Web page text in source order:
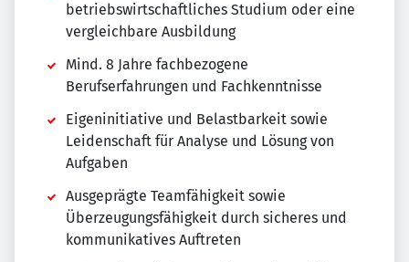
betriebswirtschaftliches Studium oder eine
vergleichbare Ausbildung
Mind. 8 Jahre fachbezogene
Berufserfahrungen und Fachkenntnisse
Eigeninitiative und Belastbarkeit sowie
Leidenschaft für Analyse und Lösung von
Aufgaben
Ausgeprägte Teamfähigkeit sowie
Überzeugungsfähigkeit durch sicheres und
kommunikatives Auftreten